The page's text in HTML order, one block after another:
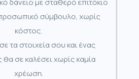
δάνειο με σταθερό επιτόκιο
σύμβουλο, χωρίς
κόστος.
τα στοιχεία σου και ένας
σε καλέσει χωρίς καμία
χρέωση.